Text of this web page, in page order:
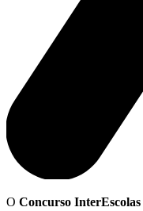
O Concurso InterEscolas